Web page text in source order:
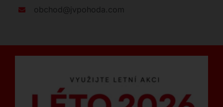
obchod@jvpohoda.com